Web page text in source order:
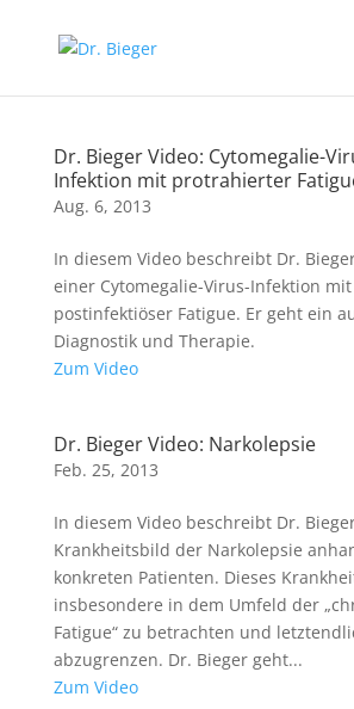
Dr. Bieger Video: Cytomegalie-
Infektion mit protrahierter
Aug. 6, 2013
In diesem Video beschreibt Dr.
einer Cytomegalie-Virus-Infektion
postinfektiöser Fatigue. Er geht ein
Diagnostik und Therapie.
Zum Video
Dr. Bieger Video: Narkolepsie
Feb. 25, 2013
In diesem Video beschreibt Dr.
Krankheitsbild der Narkolepsie
konkreten Patienten. Dieses
insbesondere in dem Umfeld der
Fatigue“ zu betrachten und
abzugrenzen. Dr. Bieger geht...
Zum Video